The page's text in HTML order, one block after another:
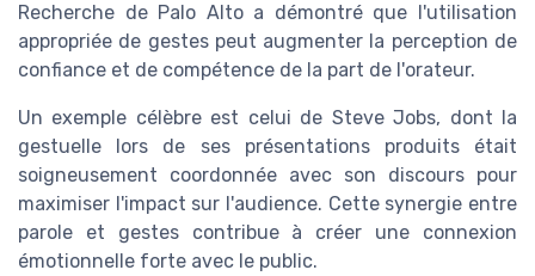
Recherche de Palo Alto a démontré que l'utilisation
appropriée de gestes peut augmenter la perception de
confiance et de compétence de la part de l'orateur.
Un exemple célèbre est celui de Steve Jobs, dont la
gestuelle lors de ses présentations produits était
soigneusement coordonnée avec son discours pour
maximiser l'impact sur l'audience. Cette synergie entre
parole et gestes contribue à créer une connexion
émotionnelle forte avec le public.